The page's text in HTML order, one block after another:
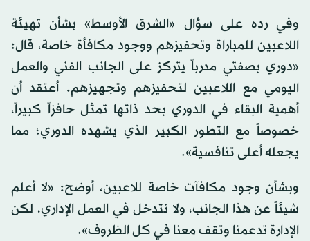
وفي رده على سؤال «الشرق الأوسط» بشأن تهيئة
اللاعبين للمباراة وتحفيزهم ووجود مكافأة خاصة، قال:
«دوري بصفتي مدرباً يتركز على الجانب الفني والعمل
اليومي مع اللاعبين لتحفيزهم وتجهيزهم. أعتقد أن
أهمية البقاء في الدوري بحد ذاتها تمثل حافزاً كبيراً،
خصوصاً مع التطور الكبير الذي يشهده الدوري؛ مما
يجعله أعلى تنافسية».
وبشأن وجود مكافآت خاصة للاعبين، أوضح: «لا أعلم
شيئاً عن هذا الجانب، ولا نتدخل في العمل الإداري، لكن
الإدارة تدعمنا وتقف معنا في كل الظروف».